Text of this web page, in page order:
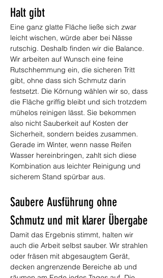
Halt gibt
Eine ganz glatte Fläche ließe sich zwar
leicht wischen, würde aber bei Nässe
rutschig. Deshalb finden wir die Balance.
Wir arbeiten auf Wunsch eine feine
Rutschhemmung ein, die sicheren Tritt
gibt, ohne dass sich Schmutz darin
festsetzt. Die Körnung wählen wir so, dass
die Fläche griffig bleibt und sich trotzdem
mühelos reinigen lässt. Sie bekommen
also nicht Sauberkeit auf Kosten der
Sicherheit, sondern beides zusammen.
Gerade im Winter, wenn nasse Reifen
Wasser hereinbringen, zahlt sich diese
Kombination aus leichter Reinigung und
sicherem Stand spürbar aus.
Saubere Ausführung ohne
Schmutz und mit klarer Übergabe
Damit das Ergebnis stimmt, halten wir
auch die Arbeit selbst sauber. Wir strahlen
oder fräsen mit abgesaugtem Gerät,
decken angrenzende Bereiche ab und